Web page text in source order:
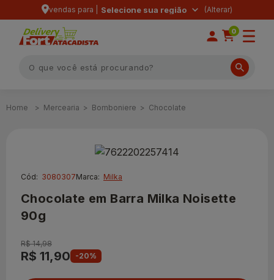
vendas para | Selecione sua região
0
Mercearia Bomboniere Chocolate
Cód: 3080307Marca: Milka
Chocolate em Barra Milka Noisette
90g
R$ 14,98
R$ 11,90 -20%